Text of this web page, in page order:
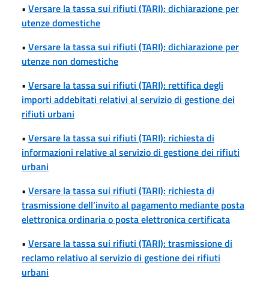
• Versare la tassa sui rifiuti (TARI): dichiarazione per
utenze domestiche
• Versare la tassa sui rifiuti (TARI): dichiarazione per
utenze non domestiche
• Versare la tassa sui rifiuti (TARI): rettifica degli
importi addebitati relativi al servizio di gestione dei
rifiuti urbani
• Versare la tassa sui rifiuti (TARI): richiesta di
informazioni relative al servizio di gestione dei rifiuti
urbani
• Versare la tassa sui rifiuti (TARI): richiesta di
trasmissione dell’invito al pagamento mediante posta
elettronica ordinaria o posta elettronica certificata
• Versare la tassa sui rifiuti (TARI): trasmissione di
reclamo relativo al servizio di gestione dei rifiuti
urbani